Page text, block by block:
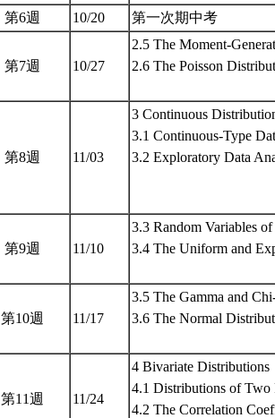
第6週 10/20 第一次期中考
第7週 10/27
2.5 The Moment-
2.6 The Poisson
第8週 11/03
3 Continuous
3.1 Continuous-Type
3.2 Exploratory Data
第9週 11/10
3.3 Random Variables
3.4 The Uniform and
第10週 11/17
3.5 The Gamma and
3.6 The Normal
第11週 11/24
4 Bivariate Distributions
4.1 Distributions of Two
4.2 The Correlation